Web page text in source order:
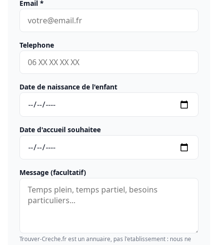
Email *
Telephone
Date de naissance de l'enfant
Date d'accueil souhaitee
Message (facultatif)
Trouver-Creche.fr est un annuaire, pas l'etablissement : nous ne